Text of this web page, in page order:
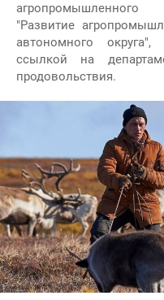
"Развитие
автономного
ссылкой на
продовольствия.